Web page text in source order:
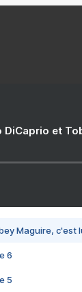
DiCaprio et
Maguire, c'est
6
5